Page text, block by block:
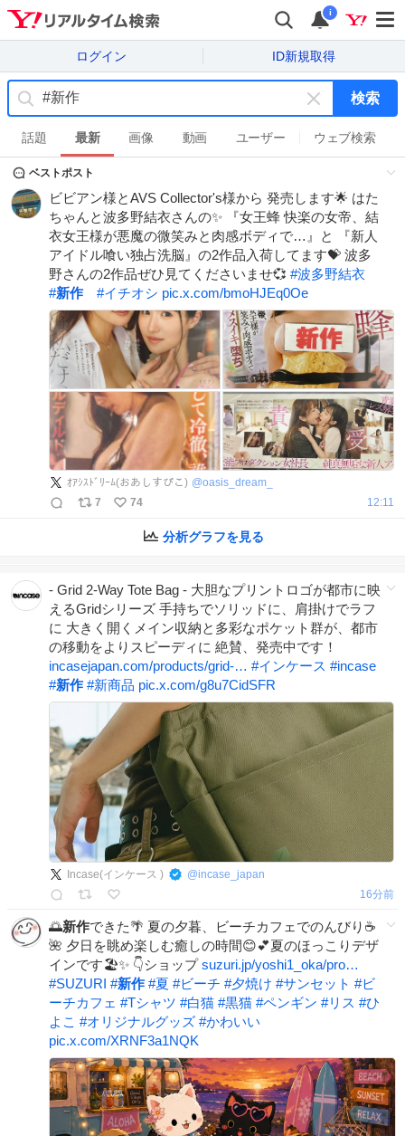
i
ログイン ID新規取得
キ
ー
ワ
ド
を
消
す
検索
話題 最新 画像 動画 ユーザー ウェブ検索
ベストポスト
ビビアン様とAVS Collector's様から 発売します🌟 はた
ちゃんと波多野結衣さんの✨ 『女王蜂 快楽の女帝、結
衣女王様が悪魔の微笑みと肉感ボディで…』と 『新人
アイドル喰い独占洗脳』の2作品入荷してます💝 波多
野さんの2作品ぜひ見てくださいませ💞 #波多野結衣
#新作 #イチオシ pic.x.com/bmoHJEq0Oe
ｵｱｼｽﾄﾞﾘｰﾑ(おあしすぴこ) @oasis_dream_
7
74 12:11
分析グラフを見る
‐ Grid 2-Way Tote Bag - 大胆なプリントロゴが都市に映
えるGridシリーズ 手持ちでソリッドに、肩掛けでラフ
に 大きく開くメイン収納と多彩なポケット群が、都市
の移動をよりスピーディに 絶賛、発売中です！
incasejapan.com/products/grid-… #インケース #incase
#新作 #新商品 pic.x.com/g8u7CidSFR
Incase(インケース ) @incase_japan
16分前
🌅新作できた🌴 夏の夕暮、ビーチカフェでのんびり☕
🌺 夕日を眺め楽しむ癒しの時間😊💕夏のほっこりデザ
インです🏖️✨ 👇ショップsuzuri.jp/yoshi1_oka/pro…
#SUZURI #新作 #夏 #ビーチ #夕焼け #サンセット #ビ
ーチカフェ #Tシャツ #白猫 #黒猫 #ペンギン #リス #ひ
よこ #オリジナルグッズ #かわいい
pic.x.com/XRNF3a1NQK